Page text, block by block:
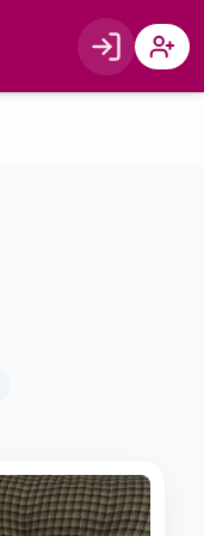
Giriş Kayıt